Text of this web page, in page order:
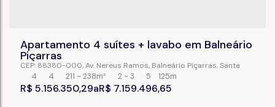
Apartamento 4 suítes + lavabo em Balneário
Piçarras
R$ 5.156.350,29 R$ 7.159.496,65
CEP: 88380-000,Av. Nereus Ramos, Balneário Piçarras,Santa
Catarina, Brasil
4 5
211 ~ 238m²
4 2 ~ 3 125m